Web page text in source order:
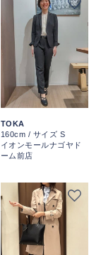
TOKA
160cm / サイズ S
イオンモールナゴヤド
ーム前店